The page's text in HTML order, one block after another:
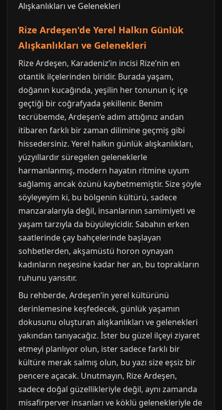
Rize Ardeşen'de Yerel Halkın Günlük
Alışkanlıkları ve Gelenekleri
Rize Ardeşen, Karadeniz’in incisi Rize’nin en
otantik ilçelerinden biridir. Burada yaşam,
doğanın kucağında, yeşilin her tonunun iç içe
geçtiği bir coğrafyada şekillenir. Benim
tecrübemde, Ardeşen’e adım attığınız andan
itibaren farklı bir zaman dilimine geçmiş gibi
hissedersiniz. Yerel halkın günlük alışkanlıkları,
yüzyıllardır süregelen geleneklerle
harmanlanmış, modern hayatın ritmine uyum
sağlamış ancak özünü kaybetmemiştir. Size şöyle
söyleyeyim ki, bu bölgenin kültürü, sadece
manzaralarıyla değil, insanlarının samimiyeti ve
yaşam tarzıyla da büyüleyicidir. Sabahın erken
saatlerinde çay bahçelerinde başlayan
sohbetlerden, akşamüstü horon oynayan
kadınların neşesine kadar her an, bu toprakların
ruhunu yansıtır.
Bu rehberde, Ardeşen’in yerel kültürünü
derinlemesine keşfedecek, günlük yaşamın
dokusunu oluşturan alışkanlıkları ve gelenekleri
yakından tanıyacağız. İster bu güzel ilçeyi ziyaret
etmeyi planlıyor olun, ister sadece farklı bir
kültüre merak salmış olun, bu yazı size eşsiz bir
pencere açacak. Unutmayın, Rize Ardeşen,
sadece doğal güzellikleriyle değil, aynı zamanda
misafirperver insanları ve köklü gelenekleriyle de